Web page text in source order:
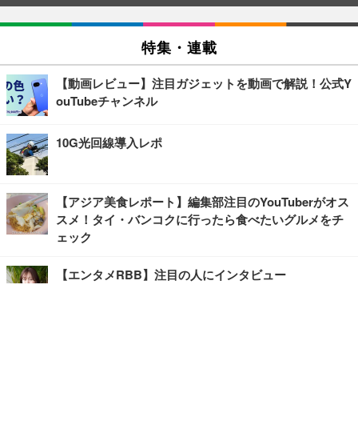
特集・連載
【動画レビュー】注目ガジェットを動画で解説！公式Y
ouTubeチャンネル
10G光回線導入レポ
【アジア美食レポート】編集部注目のYouTuberがオス
スメ！タイ・バンコクに行ったら食べたいグルメをチ
ェック
【エンタメRBB】注目の人にインタビュー